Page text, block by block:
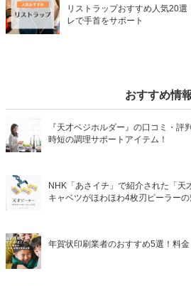
リストラップおすすめ人気20
レで手首をサポート
おすすめ情
『天才ベジホルダー』の口コミ・評
時短の調理サポートアイテム！
NHK「あさイチ」で紹介された「天
キャベツがほわほわ4枚刃ピーラーの
年賀状印刷業者のおすすめ5選！料